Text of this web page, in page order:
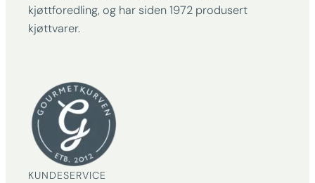
kjøttforedling, og har siden 1972 produsert
kjøttvarer.
KUNDESERVICE